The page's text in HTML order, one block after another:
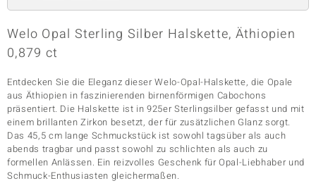
Welo Opal Sterling Silber Halskette, Äthiopien
0,879 ct
Entdecken Sie die Eleganz dieser Welo-Opal-Halskette, die Opale
aus Äthiopien in faszinierenden birnenförmigen Cabochons
präsentiert. Die Halskette ist in 925er Sterlingsilber gefasst und mit
einem brillanten Zirkon besetzt, der für zusätzlichen Glanz sorgt.
Das 45,5 cm lange Schmuckstück ist sowohl tagsüber als auch
abends tragbar und passt sowohl zu schlichten als auch zu
formellen Anlässen. Ein reizvolles Geschenk für Opal-Liebhaber und
Schmuck-Enthusiasten gleichermaßen.